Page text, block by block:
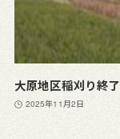
大原地区稲刈り終了
2025年11月2日